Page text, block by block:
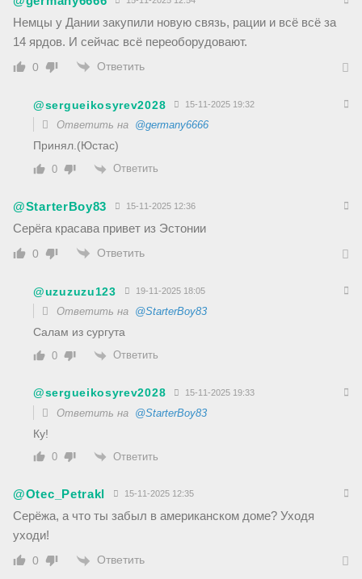
Немцы у Дании закупили новую связь, рации и всё всё за
14 ярдов. И сейчас всё переоборудовают.
0 Ответить
@sergueikosyrev2028 15-11-2025 19:32
Ответить на @germany6666
Принял.(Юстас)
0 Ответить
@StarterBoy83 15-11-2025 12:36
Серёга красава привет из Эстонии
0 Ответить
@uzuzuzu123 19-11-2025 18:05
Ответить на @StarterBoy83
Салам из сургута
0 Ответить
@sergueikosyrev2028 15-11-2025 19:33
Ответить на @StarterBoy83
Ку!
0 Ответить
@Otec_Petrakl 15-11-2025 12:35
Серёжа, а что ты забыл в американском доме? Уходя
уходи!
0 Ответить